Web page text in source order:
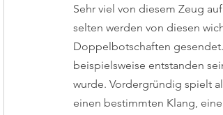
Sehr viel von diesem Zeug
selten werden von diesen
Doppelbotschaften
beispielsweise entstanden
wurde. Vordergründig spielt
einen bestimmten Klang,